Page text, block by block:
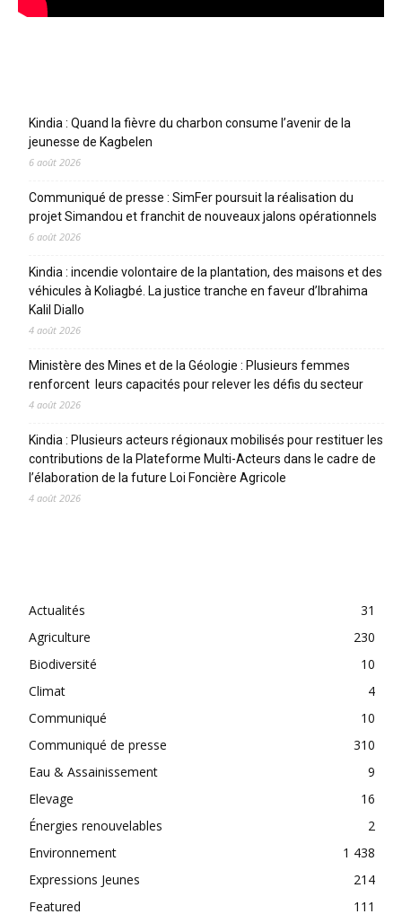
Kindia : Quand la fièvre du charbon consume l’avenir de la
jeunesse de Kagbelen
6 août 2026
Communiqué de presse : SimFer poursuit la réalisation du
projet Simandou et franchit de nouveaux jalons opérationnels
6 août 2026
Kindia : incendie volontaire de la plantation, des maisons et des
véhicules à Koliagbé. La justice tranche en faveur d’Ibrahima
Kalil Diallo
4 août 2026
Ministère des Mines et de la Géologie : Plusieurs femmes
renforcent leurs capacités pour relever les défis du secteur
4 août 2026
Kindia : Plusieurs acteurs régionaux mobilisés pour restituer les
contributions de la Plateforme Multi-Acteurs dans le cadre de
l’élaboration de la future Loi Foncière Agricole
4 août 2026
Actualités
31
Agriculture
230
Biodiversité
10
Climat
4
Communiqué
10
Communiqué de presse
310
Eau & Assainissement
9
Elevage
16
Énergies renouvelables
2
Environnement
1 438
Expressions Jeunes
214
Featured
111